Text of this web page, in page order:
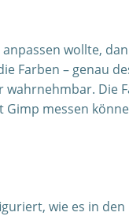
wollte,
– genau
Die
messen
wie es in